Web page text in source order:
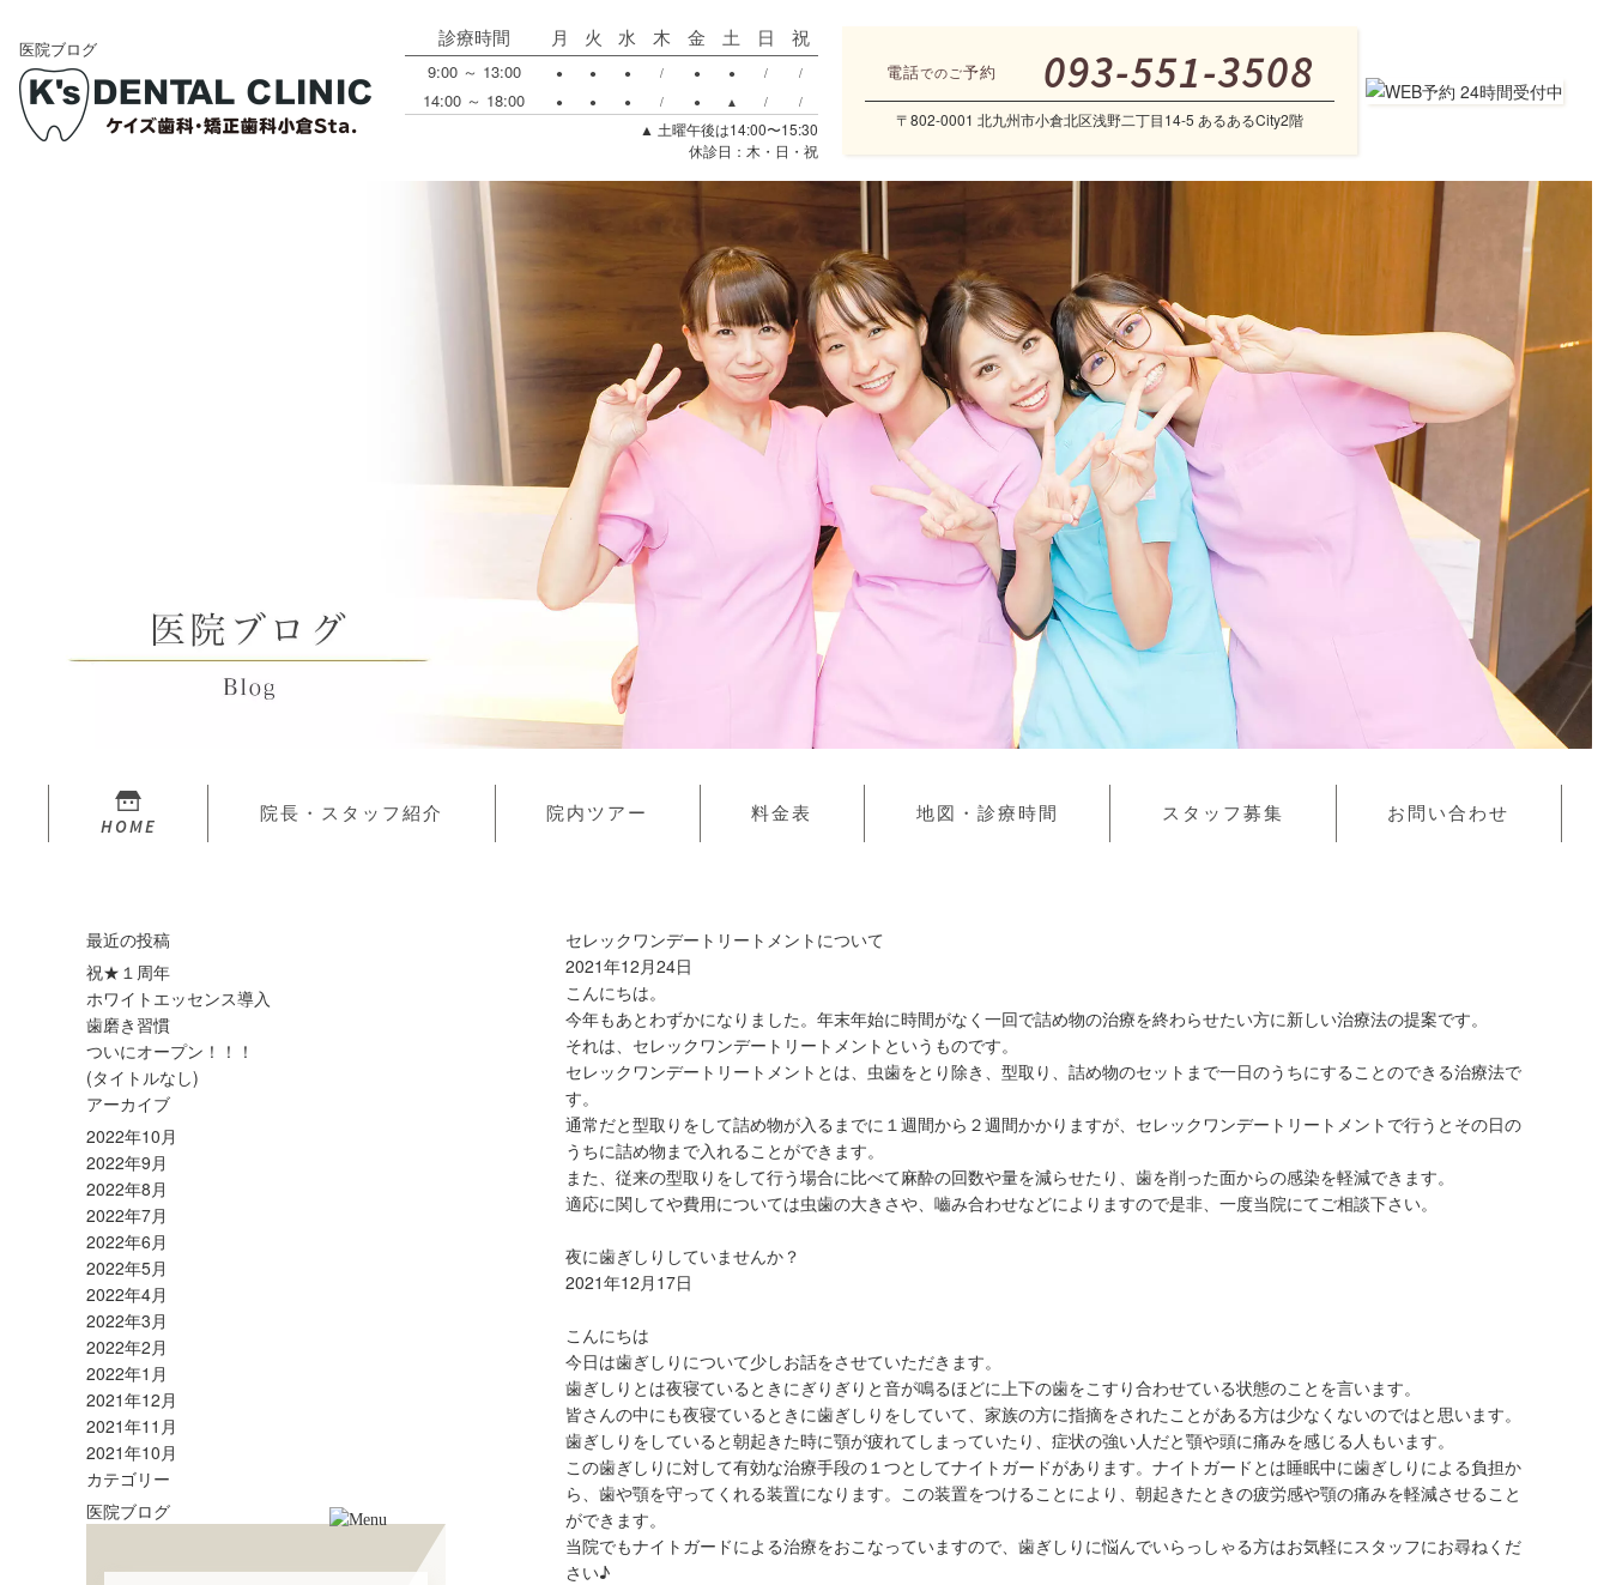
医院ブログ 診療時間 月 火 水 木 金 土 日 祝
9:00 ～ 13:00 ● ● ● / ● ● / /
14:00 ～ 18:00 ● ● ● / ● ▲ / /
▲ 土曜午後は14:00〜15:30
休診日：木・日・祝
電話でのご予約 093-551-3508
〒802-0001 北九州市小倉北区浅野二丁目14‐5 あるあるCity2階
HOME
院長・スタッフ紹介 院内ツアー 料金表 地図・診療時間 スタッフ募集 お問い合わせ
最近の投稿
祝★１周年
ホワイトエッセンス導入
歯磨き習慣
ついにオープン！！！
(タイトルなし)
アーカイブ
2022年10月
2022年9月
2022年8月
2022年7月
2022年6月
2022年5月
2022年4月
2022年3月
2022年2月
2022年1月
2021年12月
2021年11月
2021年10月
カテゴリー
医院ブログ
セレックワンデートリートメントについて
2021年12月24日
こんにちは。
今年もあとわずかになりました。年末年始に時間がなく一回で詰め物の治療を終わらせたい方に新しい治療法の提案です。
それは、セレックワンデートリートメントというものです。
セレックワンデートリートメントとは、虫歯をとり除き、型取り、詰め物のセットまで一日のうちにすることのできる治療法で
す。
通常だと型取りをして詰め物が入るまでに１週間から２週間かかりますが、セレックワンデートリートメントで行うとその日の
うちに詰め物まで入れることができます。
また、従来の型取りをして行う場合に比べて麻酔の回数や量を減らせたり、歯を削った面からの感染を軽減できます。
適応に関してや費用については虫歯の大きさや、嚙み合わせなどによりますので是非、一度当院にてご相談下さい。
夜に歯ぎしりしていませんか？
2021年12月17日
こんにちは
今日は歯ぎしりについて少しお話をさせていただきます。
歯ぎしりとは夜寝ているときにぎりぎりと音が鳴るほどに上下の歯をこすり合わせている状態のことを言います。
皆さんの中にも夜寝ているときに歯ぎしりをしていて、家族の方に指摘をされたことがある方は少なくないのではと思います。
歯ぎしりをしていると朝起きた時に顎が疲れてしまっていたり、症状の強い人だと顎や頭に痛みを感じる人もいます。
この歯ぎしりに対して有効な治療手段の１つとしてナイトガードがあります。ナイトガードとは睡眠中に歯ぎしりによる負担か
ら、歯や顎を守ってくれる装置になります。この装置をつけることにより、朝起きたときの疲労感や顎の痛みを軽減させること
ができます。
当院でもナイトガードによる治療をおこなっていますので、歯ぎしりに悩んでいらっしゃる方はお気軽にスタッフにお尋ねくだ
さい♪